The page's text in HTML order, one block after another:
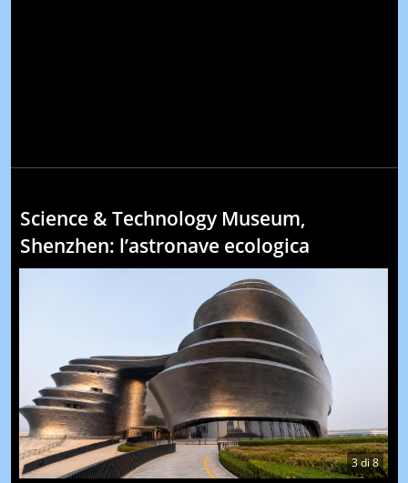
Science & Technology Museum,
Shenzhen: l’astronave ecologica
3di8